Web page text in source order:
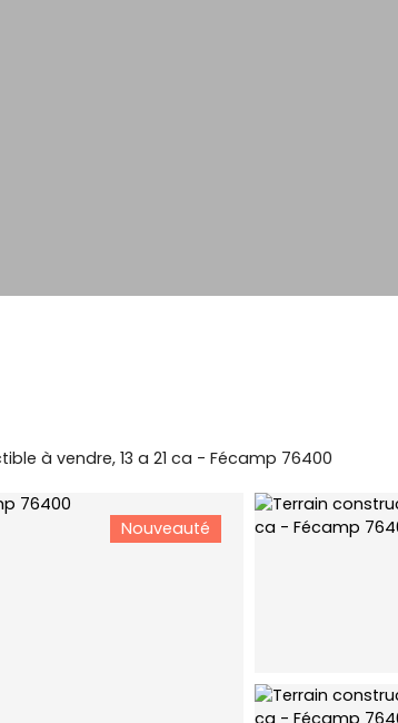
à vendre, 13 a 21 ca - Fécamp 76400
Nouveauté